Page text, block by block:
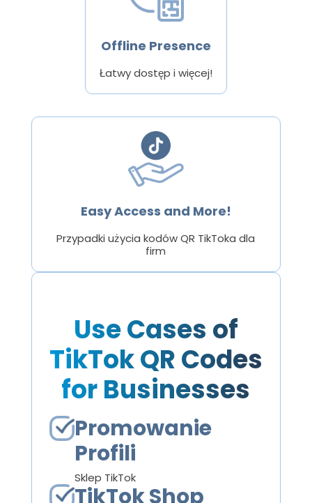
Offline Presence
Łatwy dostęp i więcej!
Easy Access and More!
Przypadki użycia kodów QR TikToka dla
firm
Use Cases of
TikTok QR Codes
for Businesses
Promowanie
Profili
Sklep TikTok
TikTok Shop